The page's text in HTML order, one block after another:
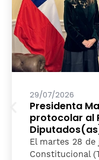
29/07/2026
Presidenta
protocolar al
El martes 28
Constitucional